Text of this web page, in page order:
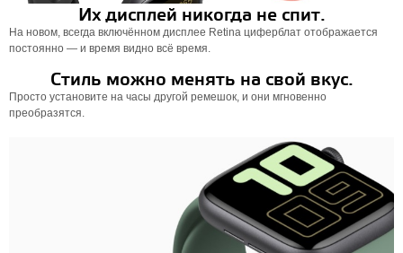
Их дисплей никогда не спит.
На новом, всегда включённом дисплее Retina циферблат отображается
постоянно — и время видно всё время.
Стиль можно менять на свой вкус.
Просто установите на часы другой ремешок, и они мгновенно
преобразятся.